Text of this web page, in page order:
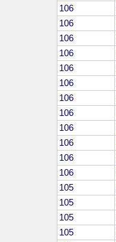
106
106
106
106
106
106
106
106
106
106
106
106
105
105
105
105